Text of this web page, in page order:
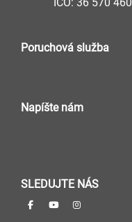
Poruchová služba
Napíšte nám
SLEDUJTE NÁS